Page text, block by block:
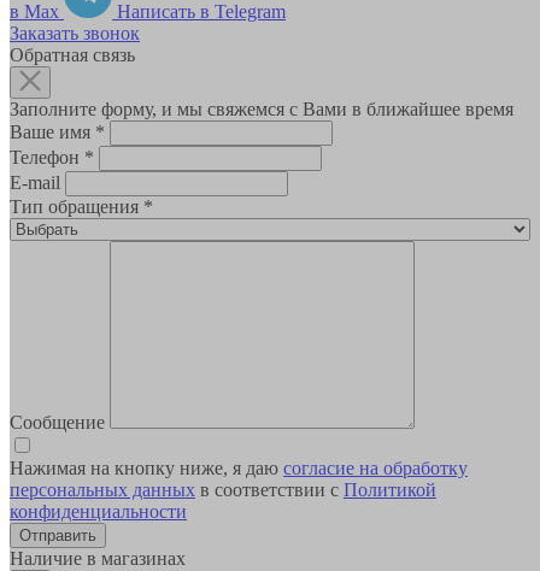
в Max
Написать в Telegram
Заказать звонок
Обратная связь
Заполните форму, и мы свяжемся с Вами в ближайшее время
Ваше имя *
Телефон *
E-mail
Тип обращения *
Сообщение
Нажимая на кнопку ниже, я даю согласие на обработку
персональных данных в соответствии с Политикой
конфиденциальности
Наличие в магазинах